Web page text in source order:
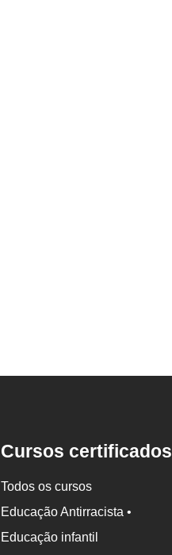
Cursos certificados
Todos os cursos
Educação Antirracista •
Educação infantil